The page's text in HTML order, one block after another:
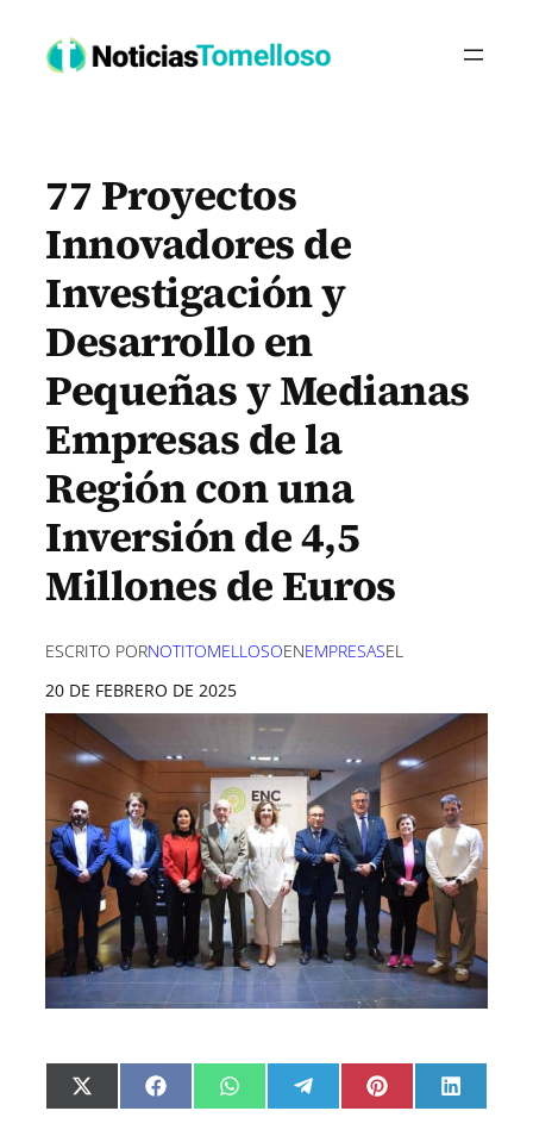
contenido
77 Proyectos
Innovadores de
Investigación y
Desarrollo en
Pequeñas y Medianas
Empresas de la
Región con una
Inversión de 4,5
Millones de Euros
ESCRITO PORNOTITOMELLOSOENEMPRESASEL
20 DE FEBRERO DE 2025
C
o
X
(
C
o
F
a
C
o
W
h
C
o
e
C
o
P
i
C
o
L
i